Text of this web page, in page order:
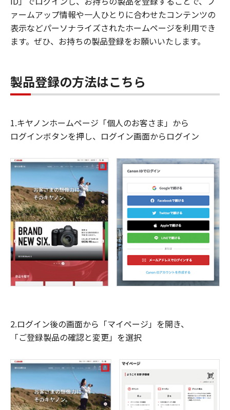
ァームアップ情報や一人ひとりに合わせたコンテンツの
表示などパーソナライズされたホームページを利用でき
ます。ぜひ、お持ちの製品登録をお願いいたします。
製品登録の方法はこちら
1.キヤノンホームページ「個人のお客さま」から
ログインボタンを押し、ログイン画面からログイン
2.ログイン後の画面から「マイページ」を開き、
「ご登録製品の確認と変更」を選択